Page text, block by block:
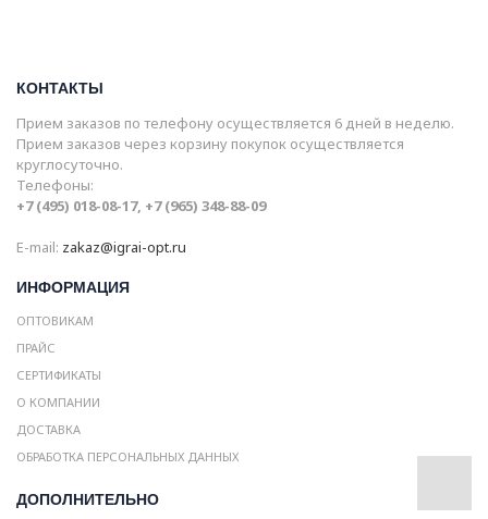
КОНТАКТЫ
Прием заказов по телефону осуществляется 6 дней в неделю.
Прием заказов через корзину покупок осуществляется
круглосуточно.
Телефоны:
+7 (495) 018-08-17, +7 (965) 348-88-09
E-mail: zakaz@igrai-opt.ru
ИНФОРМАЦИЯ
ОПТОВИКАМ
ПРАЙС
СЕРТИФИКАТЫ
О КОМПАНИИ
ДОСТАВКА
ОБРАБОТКА ПЕРСОНАЛЬНЫХ ДАННЫХ
ДОПОЛНИТЕЛЬНО